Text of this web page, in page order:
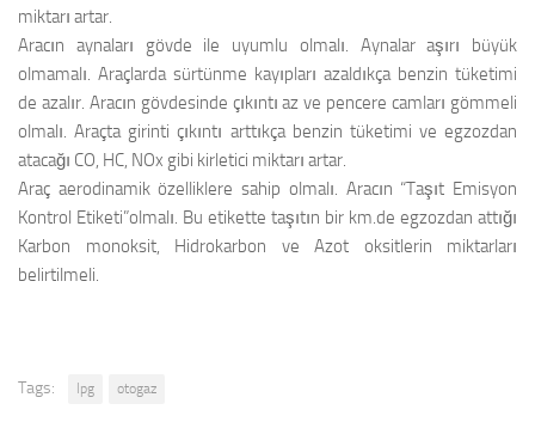
miktarı artar.
Aracın aynaları gövde ile uyumlu olmalı. Aynalar aşırı büyük
olmamalı. Araçlarda sürtünme kayıpları azaldıkça benzin tüketimi
de azalır. Aracın gövdesinde çıkıntı az ve pencere camları gömmeli
olmalı. Araçta girinti çıkıntı arttıkça benzin tüketimi ve egzozdan
atacağı CO, HC, NOx gibi kirletici miktarı artar.
Araç aerodinamik özelliklere sahip olmalı. Aracın “Taşıt Emisyon
Kontrol Etiketi”olmalı. Bu etikette taşıtın bir km.de egzozdan attığı
Karbon monoksit, Hidrokarbon ve Azot oksitlerin miktarları
belirtilmeli.
Tags: lpg otogaz